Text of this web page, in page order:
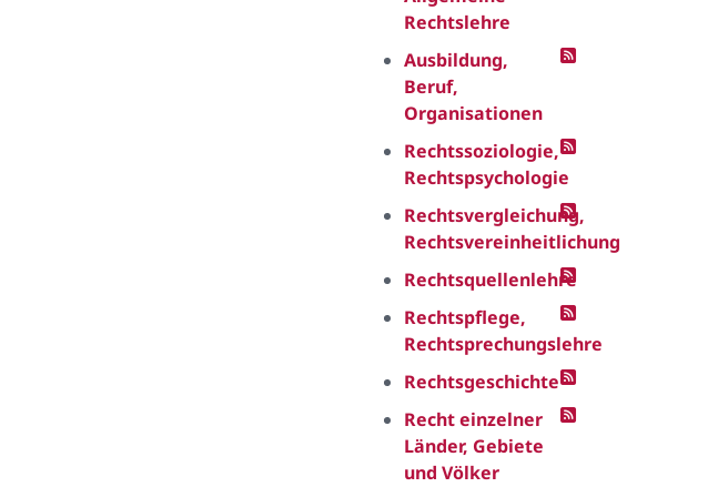
Rechtslehre
Ausbildung,
Beruf,
Organisationen
Rechtssoziologie,
Rechtspsychologie
Rechtsvergleichung,
Rechtsvereinheitlichung
Rechtsquellenlehre
Rechtspflege,
Rechtsprechungslehre
Rechtsgeschichte
Recht einzelner
Länder, Gebiete
und Völker